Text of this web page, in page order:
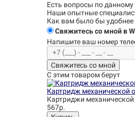
Есть вопросы по данному
Наши опытные
Как вам было бы удобнее
Свяжитесь со мной в
Напишите ваш номер
Свяжитесь со мной
С этим товаром берут
Картридж механической
Картриджи
567р.